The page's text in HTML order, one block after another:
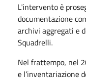
L'intervento è
documentazione
archivi aggregati e
Squadrelli.
Nel frattempo, nel
e l’inventariazione